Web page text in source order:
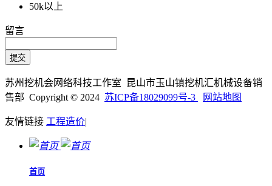
50k以上
留言
苏州挖机会网络科技工作室 昆山市玉山镇挖机汇机械设备销
售部 Copyright © 2024 苏ICP备18029099号-3 网站地图
友情链接 工程造价|
首页